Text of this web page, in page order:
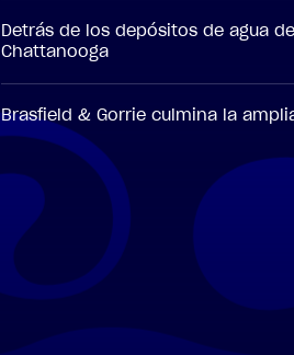
Detrás de los depósitos de agua
Chattanooga
Brasfield & Gorrie culmina la